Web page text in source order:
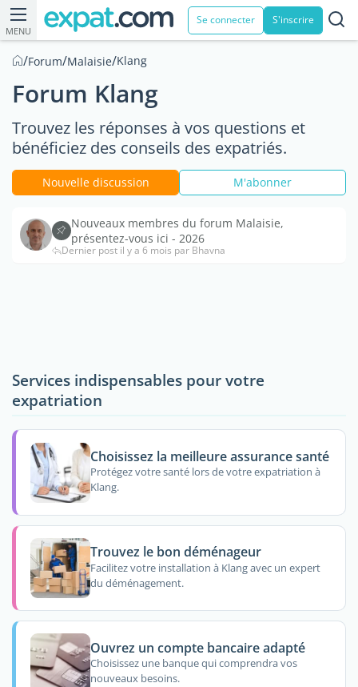
MENU
Se connecter S'inscrire
/Forum/Malaisie/Klang
Forum Klang
Trouvez les réponses à vos questions et
bénéficiez des conseils des expatriés.
Nouvelle discussion M'abonner
Nouveaux membres du forum Malaisie,
présentez-vous ici - 2026
Dernier post il y a 6 mois par Bhavna
Services indispensables pour votre
expatriation
Choisissez la meilleure assurance santé
Protégez votre santé lors de votre expatriation à
Klang.
Trouvez le bon déménageur
Facilitez votre installation à Klang avec un expert
du déménagement.
Ouvrez un compte bancaire adapté
Choisissez une banque qui comprendra vos
nouveaux besoins.